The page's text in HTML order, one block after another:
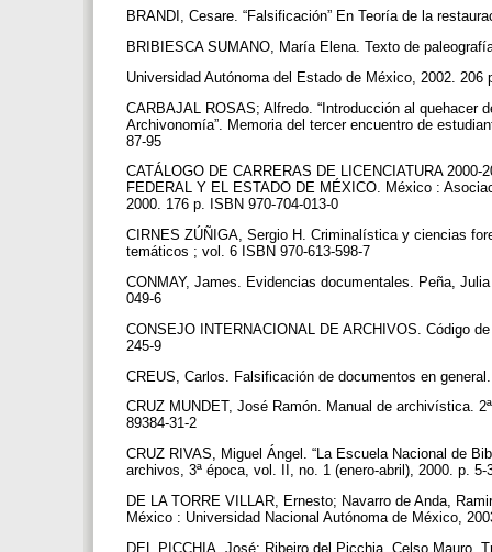
BRANDI, Cesare. “Falsificación” En Teoría de la
BRIBIESCA SUMANO, María Elena. Texto de
Universidad Autónoma del Estado de México, 2002. 206
CARBAJAL ROSAS; Alfredo. “Introducción al quehacer
Archivonomía”. Memoria del tercer encuentro de
87-95
CATÁLOGO DE CARRERAS DE LICENCIATURA
FEDERAL Y EL ESTADO DE MÉXICO. México :
2000. 176 p. ISBN 970-704-013-0
CIRNES ZÚÑIGA, Sergio H. Criminalística y ciencias
temáticos ; vol. 6 ISBN 970-613-598-7
CONMAY, James. Evidencias documentales. Peña,
049-6
CONSEJO INTERNACIONAL DE ARCHIVOS. Código
245-9
CREUS, Carlos. Falsificación de documentos en
CRUZ MUNDET, José Ramón. Manual de archivística.
89384-31-2
CRUZ RIVAS, Miguel Ángel. “La Escuela Nacional de
archivos, 3ª época, vol. II, no. 1 (enero-abril), 2000. p.
DE LA TORRE VILLAR, Ernesto; Navarro de Anda,
México : Universidad Nacional Autónoma de México,
DEL PICCHIA, José; Ribeiro del Picchia, Celso Mauro.